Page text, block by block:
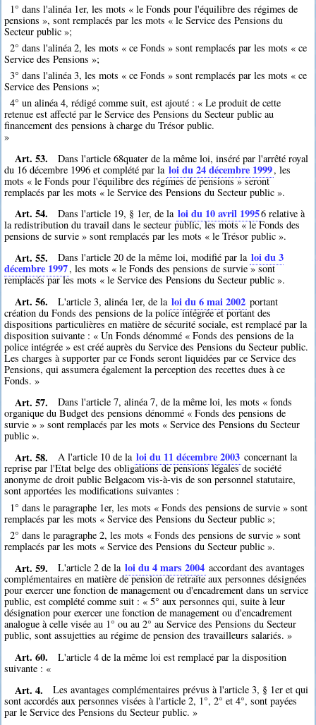
1° dans l'alinéa 1er, les mots « le Fonds pour l'équilibre des régimes de
pensions », sont remplacés par les mots « le Service des Pensions du
Secteur public »;
2° dans l'alinéa 2, les mots « ce Fonds » sont remplacés par les mots « ce
Service des Pensions »;
3° dans l'alinéa 3, les mots « ce Fonds » sont remplacés par les mots « ce
Service des Pensions »;
4° un alinéa 4, rédigé comme suit, est ajouté : « Le produit de cette
retenue est affecté par le Service des Pensions du Secteur public au
financement des pensions à charge du Trésor public.
»
Art. 53.
Dans l'article 68quater de la même loi, inséré par l'arrêté royal
du 16 décembre 1996 et complété par la loi du 24 décembre 1999, les
mots « le Fonds pour l'équilibre des régimes de pensions » seront
remplacés par les mots « le Service des Pensions du Secteur public ».
Art. 54. Dans l'article 19, § 1er, de la loi du 10 avril 19956 relative à
la redistribution du travail dans le secteur public, les mots « le Fonds des
pensions de survie » sont remplacés par les mots « le Trésor public ».
Art. 55. Dans l'article 20 de la même loi, modifié par la loi du 3
décembre 1997, les mots « le Fonds des pensions de survie » sont
remplacés par les mots « le Service des Pensions du Secteur public ».
Art. 56. L'article 3, alinéa 1er, de la loi du 6 mai 2002 portant
création du Fonds des pensions de la police intégrée et portant des
dispositions particulières en matière de sécurité sociale, est remplacé par la
disposition suivante : « Un Fonds dénommé « Fonds des pensions de la
police intégrée » est créé auprès du Service des Pensions du Secteur public.
Les charges à supporter par ce Fonds seront liquidées par ce Service des
Pensions, qui assumera également la perception des recettes dues à ce
Fonds. »
Art. 57.
Dans l'article 7, alinéa 7, de la même loi, les mots « fonds
organique du Budget des pensions dénommé « Fonds des pensions de
survie » » sont remplacés par les mots « Service des Pensions du Secteur
public ».
Art. 58. A l'article 10 de la loi du 11 décembre 2003 concernant la
reprise par l'Etat belge des obligations de pensions légales de société
anonyme de droit public Belgacom vis-à-vis de son personnel statutaire,
sont apportées les modifications suivantes :
1° dans le paragraphe 1er, les mots « Fonds des pensions de survie » sont
remplacés par les mots « Service des Pensions du Secteur public »;
2° dans le paragraphe 2, les mots « Fonds des pensions de survie » sont
remplacés par les mots « Service des Pensions du Secteur public ».
Art. 59. L'article 2 de la loi du 4 mars 2004 accordant des avantages
complémentaires en matière de pension de retraite aux personnes désignées
pour exercer une fonction de management ou d'encadrement dans un service
public, est complété comme suit : « 5° aux personnes qui, suite à leur
désignation pour exercer une fonction de management ou d'encadrement
analogue à celle visée au 1° ou au 2° au Service des Pensions du Secteur
public, sont assujetties au régime de pension des travailleurs salariés. »
Art. 60.
L'article 4 de la même loi est remplacé par la disposition
suivante : «
Art. 4.
Les avantages complémentaires prévus à l'article 3, § 1er et qui
sont accordés aux personnes visées à l'article 2, 1°, 2° et 4°, sont payées
par le Service des Pensions du Secteur public. »